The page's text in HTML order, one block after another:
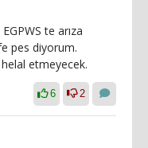
te arıza
pes diyorum.
helal etmeyecek.
6 2